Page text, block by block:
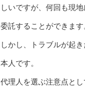
しいですが、何回も現
委託することができます
しかし、トラブルが起
本人です。
代理人を選ぶ注意点と